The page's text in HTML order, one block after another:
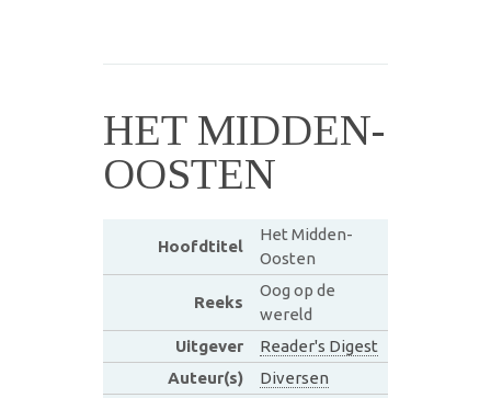
HET MIDDEN-
OOSTEN
Hoofdtitel
Het Midden-
Oosten
Reeks
Oog op de
wereld
Uitgever
Reader's Digest
Auteur(s)
Diversen